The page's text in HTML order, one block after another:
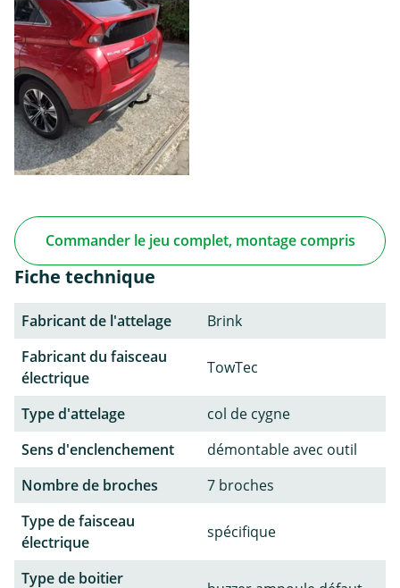
Commander le jeu complet, montage compris
Fiche technique
Fabricant de l'attelage
Brink
Fabricant du faisceau
électrique
TowTec
Type d'attelage
col de cygne
Sens d'enclenchement
démontable avec outil
Nombre de broches
7 broches
Type de faisceau
électrique
spécifique
Type de boitier